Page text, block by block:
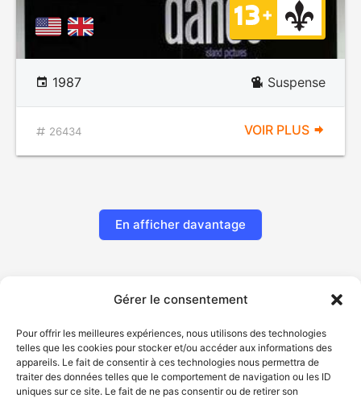
Gérer le consentement
Pour offrir les meilleures expériences, nous utilisons des technologies
telles que les cookies pour stocker et/ou accéder aux informations des
appareils. Le fait de consentir à ces technologies nous permettra de
traiter des données telles que le comportement de navigation ou les ID
uniques sur ce site. Le fait de ne pas consentir ou de retirer son
1987 Suspense
26434 VOIR PLUS
En afficher davantage
© Gouvernement du Québec, 2026